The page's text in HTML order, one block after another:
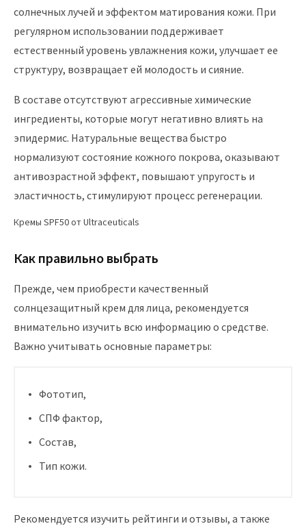
солнечных лучей и эффектом матирования кожи. При
регулярном использовании поддерживает
естественный уровень увлажнения кожи, улучшает ее
структуру, возвращает ей молодость и сияние.
В составе отсутствуют агрессивные химические
ингредиенты, которые могут негативно влиять на
эпидермис. Натуральные вещества быстро
нормализуют состояние кожного покрова, оказывают
антивозрастной эффект, повышают упругость и
эластичность, стимулируют процесс регенерации.
Кремы SPF50 от Ultraceuticals
Как правильно выбрать
Прежде, чем приобрести качественный
солнцезащитный крем для лица, рекомендуется
внимательно изучить всю информацию о средстве.
Важно учитывать основные параметры:
Фототип,
СПФ фактор,
Состав,
Тип кожи.
Рекомендуется изучить рейтинги и отзывы, а также